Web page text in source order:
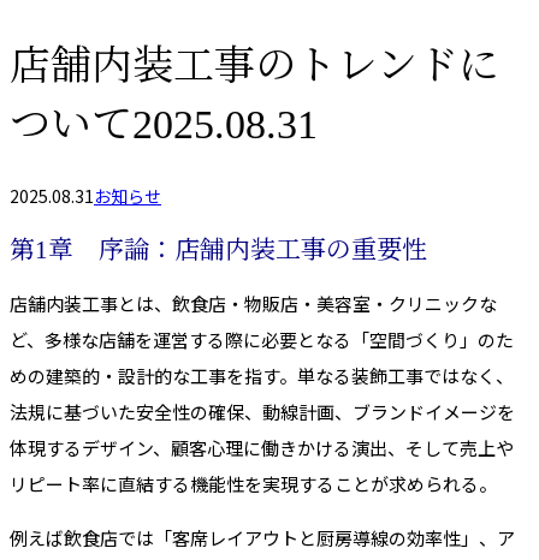
店舗内装工事のトレンドに
ついて2025.08.31
2025.08.31お知らせ
第1章 序論：店舗内装工事の重要性
店舗内装工事とは、飲食店・物販店・美容室・クリニックな
ど、多様な店舗を運営する際に必要となる「空間づくり」のた
めの建築的・設計的な工事を指す。単なる装飾工事ではなく、
法規に基づいた安全性の確保、動線計画、ブランドイメージを
体現するデザイン、顧客心理に働きかける演出、そして売上や
リピート率に直結する機能性を実現することが求められる。
例えば飲食店では「客席レイアウトと厨房導線の効率性」、ア